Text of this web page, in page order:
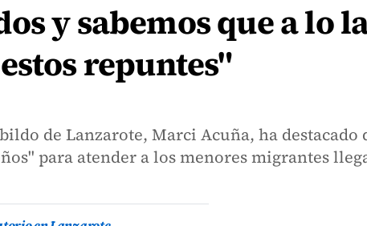
y sabemos que a lo
repuntes"
de Lanzarote, Marci Acuña, ha destacado
para atender a los menores migrantes